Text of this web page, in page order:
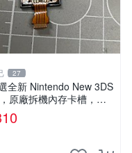
27
全新 Nintendo New 3DS
原廠拆機內存卡槽，小
量卡槽設計，功能完美如
適合收藏與使用。 New